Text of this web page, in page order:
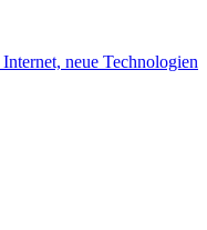
neue Technologien